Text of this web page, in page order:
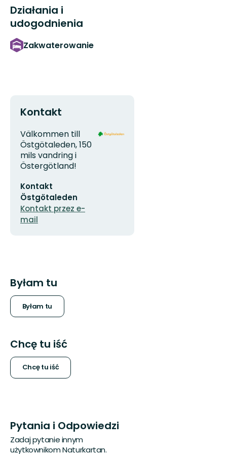
Działania i
udogodnienia
Zakwaterowanie
Kontakt
Adres
Välkommen till
Östgötaleden, 150
mils vandring i
Östergötland!
e-
mail
Kontakt
Östgötaleden
Kontakt przez e-
mail
Logotyp
Byłam tu
Byłam tu
Chcę tu iść
Chcę tu iść
Pytania i Odpowiedzi
Zadaj pytanie innym
użytkownikom Naturkartan.